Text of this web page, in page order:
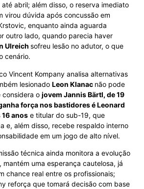
abril; além disso, o reserva imediato
virou dúvida após concussão em
enquanto ainda aguarda
outro lado, quando parecia haver
Ulreich sofreu lesão no adutor, o que
cenário.
Vincent Kompany analisa alternativas
lesionado Leon Klanac não pode
considera o jovem Jannis Bärtl, de 19
força nos bastidores é Leonard
anos e titular do sub-19, que
e, além disso, recebe respaldo interno
em um jogo de alto nível.
técnica ainda monitora a evolução
uma esperança cautelosa, já
chance real entre os profissionais;
reforça que tomará decisão com base